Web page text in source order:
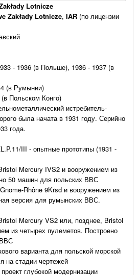
Lotnicze
Zakłady Lotnicze, IAR (по лицензии
- 1936 (в Польше), 1936 - 1937 (в
(в Румынии)
Польском Конго)
истребитель-
была начата в 1931 году. Серийно
года.
III - опытные прототипы (1931 -
Mercury IVS2 и вооружением из
50 машин для польских ВВС
Rhône 9Krsd и вооружением из
версия для румынских ВВС.
Mercury VS2 или, позднее, Bristol
из четырех пулеметов. Построено
варианта для польской морской
на стадии чертежей
глубокой модернизации